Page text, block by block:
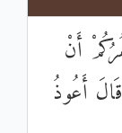
أَنْ
أَعُوذُ